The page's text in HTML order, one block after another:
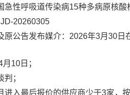
急性呼吸道传染病15种多病原核
20260305
公告发布媒介： 2026年3月30日
月 10 日；
判 ；
进入最后报价的供应商少于3家，